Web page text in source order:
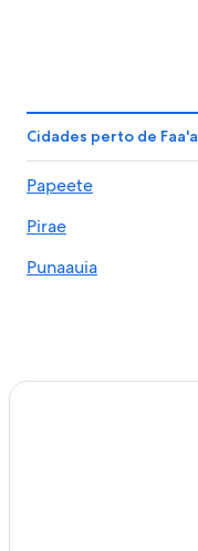
Cidades perto de Faa'a
Papeete
Pirae
Punaauia